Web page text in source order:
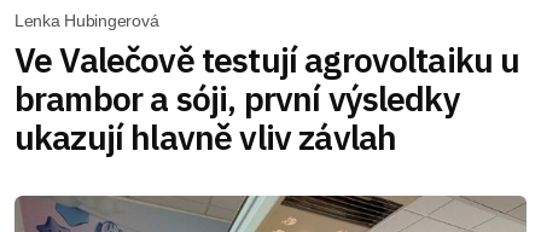
Lenka Hubingerová
Ve Valečově testují agrovoltaiku u
brambor a sóji, první výsledky
ukazují hlavně vliv závlah